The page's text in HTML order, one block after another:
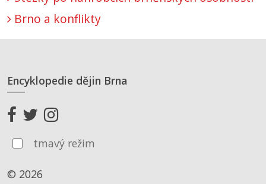
Brno a konflikty
Encyklopedie dějin Brna
tmavý režim
© 2026